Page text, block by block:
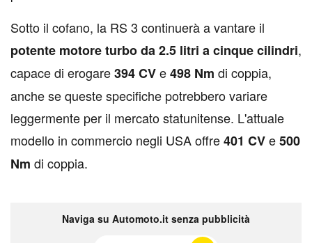
Sotto il cofano, la RS 3 continuerà a vantare il
potente motore turbo da 2.5 litri a cinque cilindri,
capace di erogare394 CVe498 Nm di coppia,
anche se queste specifiche potrebbero variare
leggermente per il mercato statunitense. L'attuale
modello in commercio negli USA offre401 CVe500
Nm di coppia.
Naviga su Automoto.it senza pubblicità